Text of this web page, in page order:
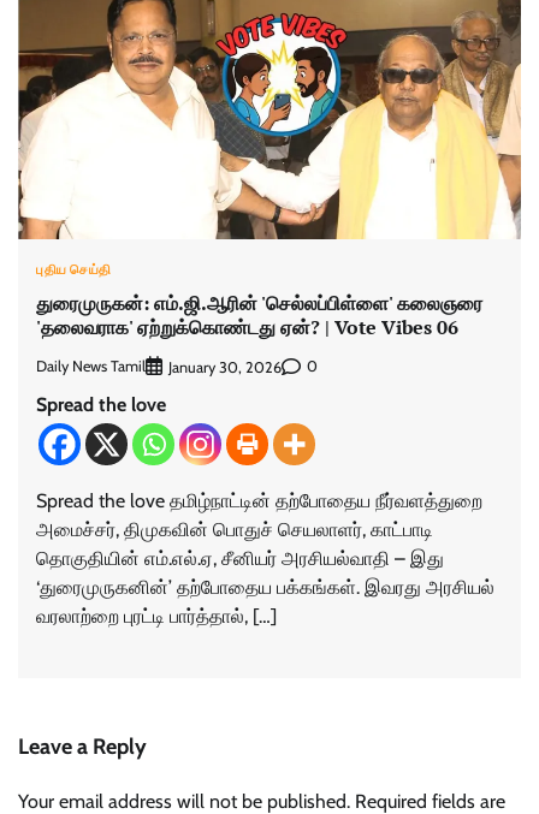
புதிய செய்தி
துரைமுருகன்: எம்.ஜி.ஆரின் 'செல்லப்பிள்ளை' கலைஞரை
'தலைவராக' ஏற்றுக்கொண்டது ஏன்? | Vote Vibes 06
Daily News Tamil January 30, 2026 0
Spread the love
Spread the love தமிழ்நாட்டின் தற்போதைய நீர்வளத்துறை
அமைச்சர், திமுகவின் பொதுச் செயலாளர், காட்பாடி
தொகுதியின் எம்.எல்.ஏ, சீனியர் அரசியல்வாதி – இது
‘துரைமுருகனின்’ தற்போதைய பக்கங்கள். இவரது அரசியல்
வரலாற்றை புரட்டி பார்த்தால், […]
Leave a Reply
Your email address will not be published. Required fields are